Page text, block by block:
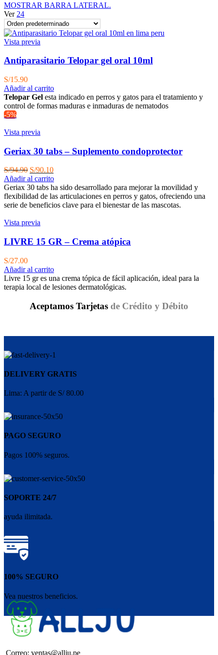
MOSTRAR BARRA LATERAL.
Ver 24
Vista previa
Antiparasitario Telopar gel oral 10ml
S/15.90
Añadir al carrito
Telopar Gel esta indicado en perros y gatos para el tratamiento y
control de formas maduras e inmaduras de nematodos
-5%
Vista previa
Geriax 30 tabs – Suplemento condoprotector
S/94.90 El
precio
original
era:
S/94.90.
S/90.10El
precio
actual
es:
S/90.10.
Añadir al carrito
Geriax 30 tabs ha sido desarrollado para mejorar la movilidad y
flexibilidad de las articulaciones en perros y gatos, ofreciendo una
serie de beneficios clave para el bienestar de las mascotas.
Vista previa
LIVRE 15 GR – Crema atópica
S/27.00
Añadir al carrito
Livre 15 gr es una crema tópica de fácil aplicación, ideal para la
terapia local de lesiones dermatológicas.
Aceptamos Tarjetas de Crédito y Débito
DELIVERY GRATIS
Lima: A partir de S/ 80.00
PAGO SEGURO
Pagos 100% seguros.
SOPORTE 24/7
ayuda ilimitada.
100% SEGURO
Vea nuestros beneficios.
Correo: ventas@allju.pe